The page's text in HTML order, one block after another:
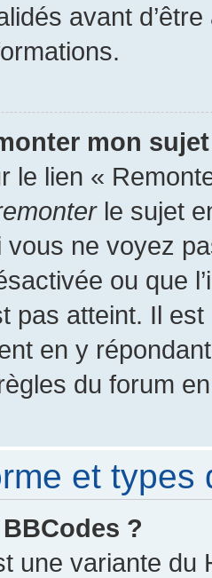
avant
mon
le lien «
le sujet
vous ne voyez
ou que
pas atteint. Il
en y
du forum
et types
?
une variante du